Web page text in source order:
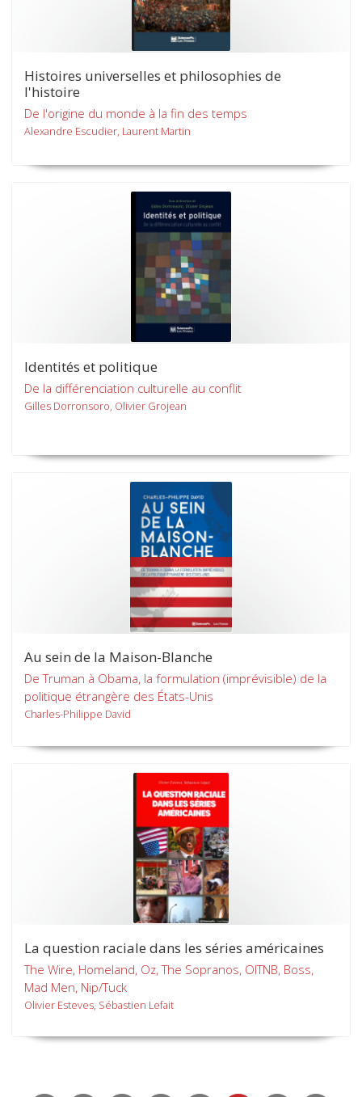
Histoires universelles et philosophies de
l'histoire
De l'origine du monde à la fin des temps
Alexandre Escudier, Laurent Martin
Identités et politique
De la différenciation culturelle au conflit
Gilles Dorronsoro, Olivier Grojean
Au sein de la Maison-Blanche
De Truman à Obama, la formulation (imprévisible) de la
politique étrangère des États-Unis
Charles-Philippe David
La question raciale dans les séries américaines
The Wire, Homeland, Oz, The Sopranos, OITNB, Boss,
Mad Men, Nip/Tuck
Olivier Esteves, Sébastien Lefait